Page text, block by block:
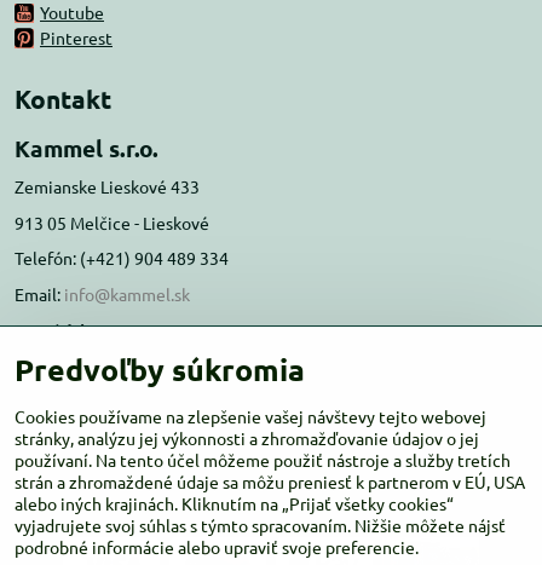
Youtube
Pinterest
Kontakt
Kammel s.r.o.
Zemianske Lieskové 433
913 05 Melčice - Lieskové
Telefón: (+421) 904 489 334
Email: info@kammel.sk
Prevádzka:
Administratívna budova PD Melčice
Otváracie hodiny:PO-ŠT 8:00 - 16:00
PIA-NE Zatvorené
Predvoľby súkromia
Cookies používame na zlepšenie vašej návštevy tejto webovej
stránky, analýzu jej výkonnosti a zhromažďovanie údajov o jej
používaní. Na tento účel môžeme použiť nástroje a služby tretích
strán a zhromaždené údaje sa môžu preniesť k partnerom v EÚ, USA
alebo iných krajinách. Kliknutím na „Prijať všetky cookies“
vyjadrujete svoj súhlas s týmto spracovaním. Nižšie môžete nájsť
podrobné informácie alebo upraviť svoje preferencie.